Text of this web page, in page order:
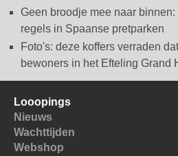
Geen broodje mee naar
regels in Spaanse pretparken
Foto's: deze koffers verraden
bewoners in het Efteling Grand
Looopings
Nieuws
Wachttijden
Webshop